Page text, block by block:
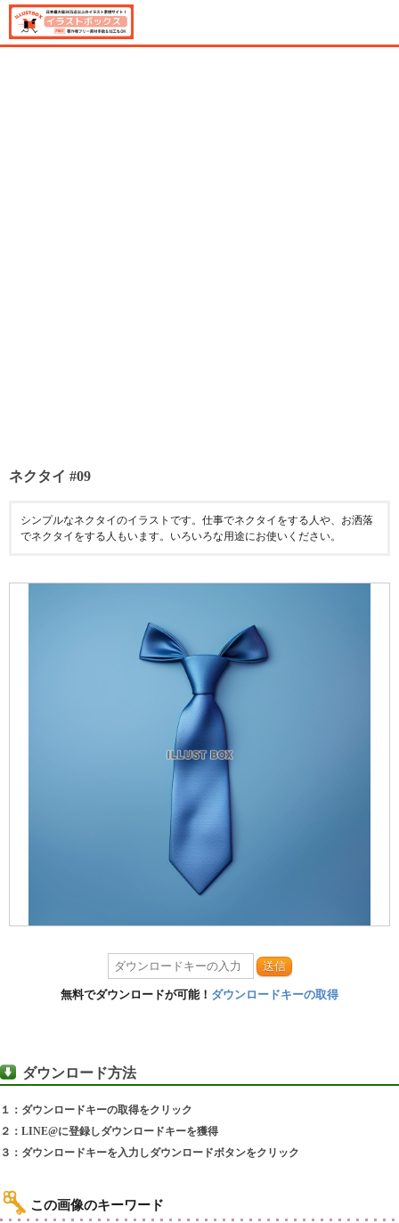
ネクタイ #09
シンプルなネクタイのイラストです。仕事でネクタイをする人や、お洒落
でネクタイをする人もいます。いろいろな用途にお使いください。
送信
無料でダウンロードが可能！ ダウンロードキーの取得
ダウンロード方法
１：ダウンロードキーの取得をクリック
２：LINE@に登録しダウンロードキーを獲得
３：ダウンロードキーを入力しダウンロードボタンをクリック
この画像のキーワード